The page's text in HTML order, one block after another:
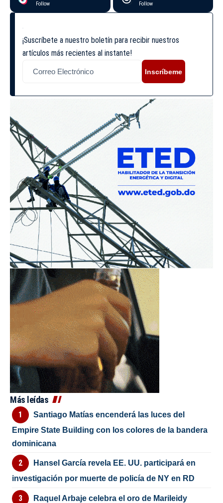
Follow Follow
¡Suscríbete a nuestro boletín para recibir nuestros
artículos más recientes al instante!
Inscríbeme
Más leídas
Santiago Matías encenderá las luces del
Empire State Building con los colores de la bandera
dominicana
Hansel García revela EE. UU. participará en
investigación por muerte de policía de NY en RD
Raquel Arbaje celebra el oro de Marileidy